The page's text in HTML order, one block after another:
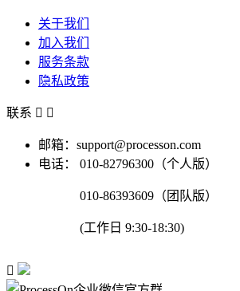
关于我们
加入我们
服务条款
隐私政策
联系  
邮箱：support@processon.com
电话：
010-82796300（个人版）
010-86393609（团队版）
(工作日 9:30-18:30)
